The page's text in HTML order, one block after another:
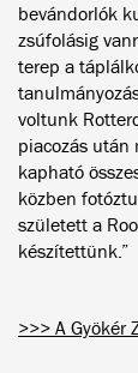
bevándorlók
zsúfolásig
terep a
voltunk
piacozás után
kapható
közben
született a
készítettünk.”
>>> A Gyökér